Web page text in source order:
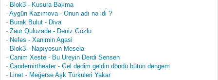
Blok3 - Kusura Bakma
Aygün Kazımova - Onun adı nə idi ?
Burak Bulut - Diva
Zaur Quluzade - Deniz Gozlu
Nefes - Xanimin Agasi
Blok3 - Napıyosun Mesela
Canim Xeste - Bu Ureyin Derdi Sensen
Candemirtheater - Gel dedim geldin döndü bütün dengem
Linet - Meğerse Aşk Türküleri Yakar